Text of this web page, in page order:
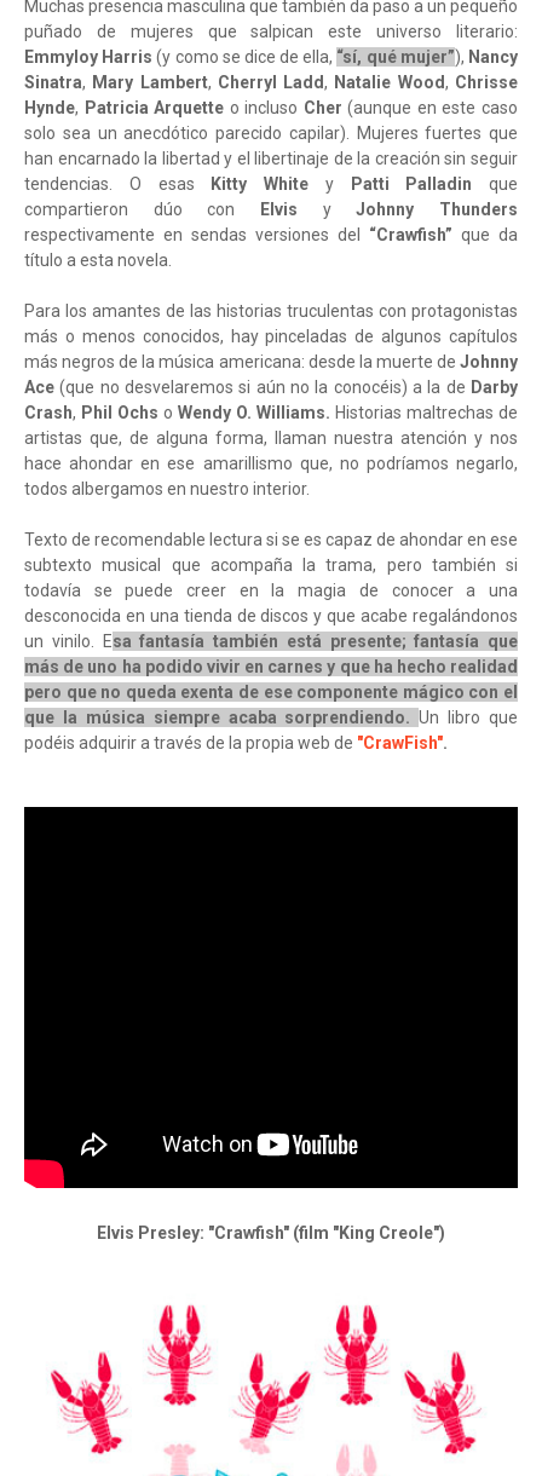
Muchas presencia masculina que también da paso a un pequeño
puñado de mujeres que salpican este universo literario:
Emmyloy Harris (y como se dice de ella, “sí, qué mujer”), Nancy
Sinatra, Mary Lambert, Cherryl Ladd, Natalie Wood, Chrisse
Hynde, Patricia Arquette o incluso Cher(aunque en este caso
solo sea un anecdótico parecido capilar). Mujeres fuertes que
han encarnado la libertad y el libertinaje de la creación sin seguir
tendencias. O esas Kitty White y Patti Palladin que
compartieron dúo con
Elvis yJohnny Thunders
respectivamente en sendas versiones del “Crawfish” que da
título a esta novela.
Para los amantes de las historias truculentas con protagonistas
más o menos conocidos, hay pinceladas de algunos capítulos
más negros de la música americana: desde la muerte de Johnny
Ace(que no desvelaremos si aún no la conocéis) a la de Darby
Crash, Phil Ochs o Wendy O. Williams. Historias maltrechas de
artistas que, de alguna forma, llaman nuestra atención y nos
hace ahondar en ese amarillismo que, no podríamos negarlo,
todos albergamos en nuestro interior.
Texto de recomendable lectura si se es capaz de ahondar en ese
subtexto musical que acompaña la trama, pero también si
todavía se puede creer en la magia de conocer a una
desconocida en una tienda de discos y que acabe regalándonos
un vinilo. Esa fantasía también está presente; fantasía que
más de uno ha podido vivir en carnes y que ha hecho realidad
pero que no queda exenta de ese componente mágico con el
que la música siempre acaba sorprendiendo.Un libro que
podéis adquirir a través de la propia web de "CrawFish".
Elvis Presley: "Crawfish" (film "King Creole")